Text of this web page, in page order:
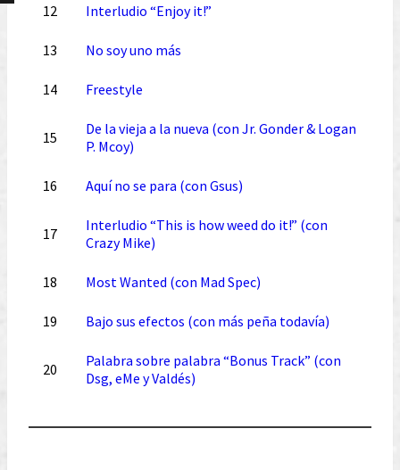
12 Interludio “Enjoy it!”
13 No soy uno más
14 Freestyle
15
De la vieja a la nueva (con Jr. Gonder & Logan
P. Mcoy)
16 Aquí no se para (con Gsus)
17
Interludio “This is how weed do it!” (con
Crazy Mike)
18 Most Wanted (con Mad Spec)
19 Bajo sus efectos (con más peña todavía)
20
Palabra sobre palabra “Bonus Track” (con
Dsg, eMe y Valdés)